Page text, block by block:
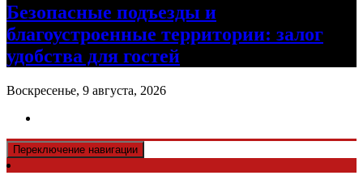
Безопасные подъезды и
благоустроенные территории: залог
удобства для гостей
Воскресенье, 9 августа, 2026
Переключение навигации